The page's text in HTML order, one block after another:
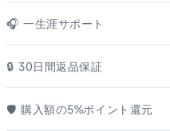
🎧 一生涯サポート
🔒 30日間返品保証
🛡️ 購入額の5%ポイント還元